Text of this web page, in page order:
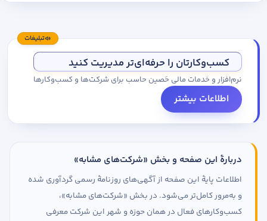
تبلیغات
کسب‌وکارتان را حرفه‌ای‌تر مدیریت کنید
نرم‌افزار و خدمات مالی حَصین حاسب برای شرکت‌ها و کسب‌وکارها
اطلاعات بیشتر
دربارهٔ این صفحه و بخش «شرکت‌های مشابه»
اطلاعات پایهٔ این صفحه از آگهی‌های روزنامهٔ رسمی گردآوری شده
و به‌مرور کامل‌تر می‌شود. در بخش «شرکت‌های مشابه»،
کسب‌وکارهای فعال در همان حوزه و شهر این شرکت معرفی